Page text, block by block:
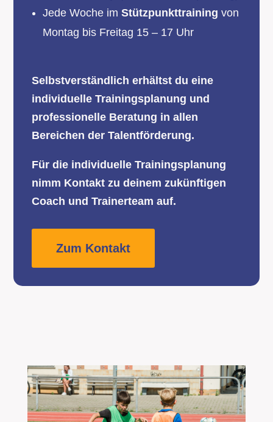
Jede Woche imStützpunkttrainingvon
Montag bis Freitag 15 – 17 Uhr
Selbstverständlich erhältst du eine
individuelle Trainingsplanung und
professionelle Beratung in allen
Bereichen der Talentförderung.
Für die individuelle Trainingsplanung
nimm Kontakt zu deinem zukünftigen
Coach und Trainerteam auf.
Zum Kontakt